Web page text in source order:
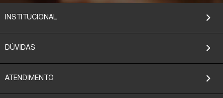
INSTITUCIONAL
DÚVIDAS
ATENDIMENTO